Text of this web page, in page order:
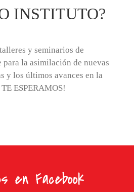
INSTITUTO?
y seminarios de
la asimilación de nuevas
y los últimos avances en la
ESPERAMOS!
en Facebook